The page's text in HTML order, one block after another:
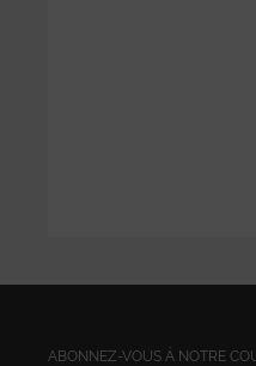
ABONNEZ-VOUS Á NOTRE